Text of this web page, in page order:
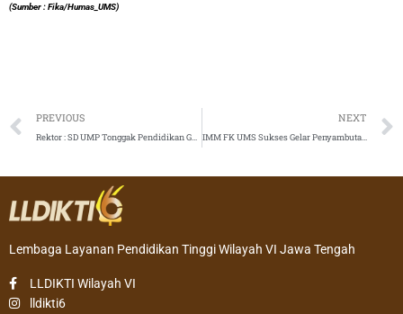
(Sumber : Fika/Humas_UMS)
Prev
PREVIOUS
Rektor : SD UMP Tonggak Pendidikan Generasi Islami
NEXT
IMM FK UMS Sukses Gelar Penyambutan Mahasiswa Baru 2023
Lembaga Layanan Pendidikan Tinggi Wilayah VI Jawa Tengah
LLDIKTI Wilayah VI
lldikti6